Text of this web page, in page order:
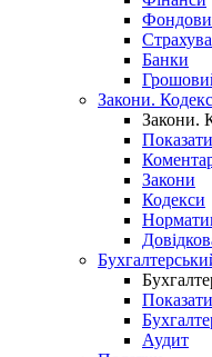
Банки
Закони.
Закони.
Показати
Закони
Кодекси
Показати
Аудит